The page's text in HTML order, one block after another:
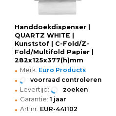
Handdoekdispenser |
QUARTZ WHITE |
Kunststof | C-Fold/Z-
Fold/Multifold Papier |
282x125x377(h)mm
• Merk: Euro Products
• voorraad controleren
• Levertijd: zoeken
• Garantie: 1 jaar
• Art.nr: EUR-441102